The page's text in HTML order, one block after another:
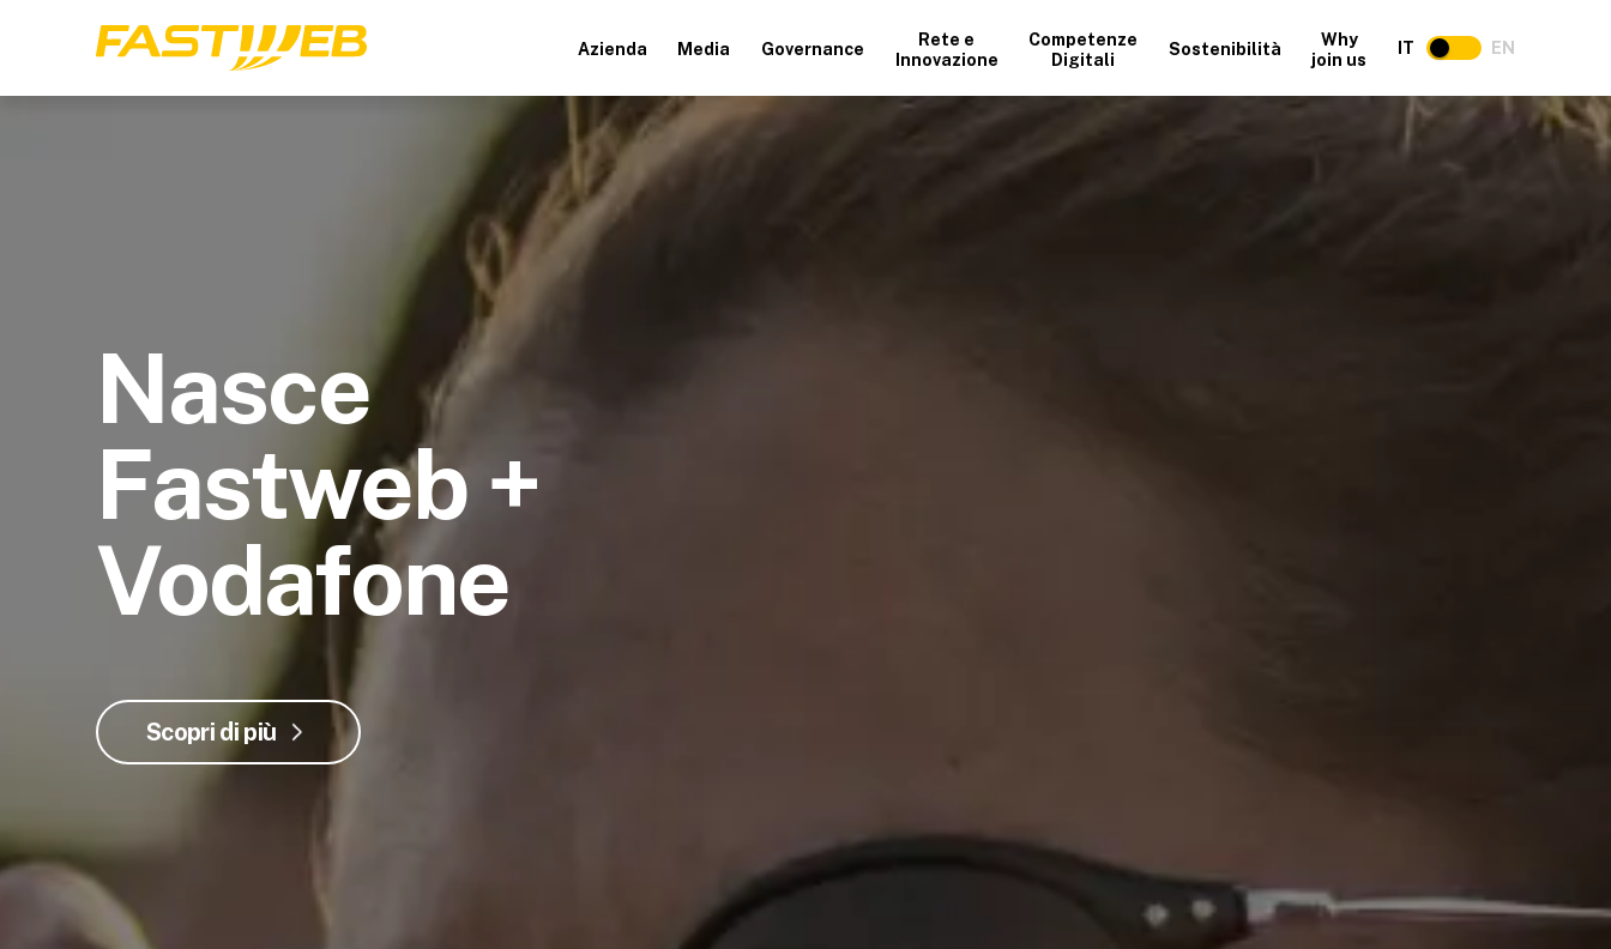
Azienda Media Governance
Rete e
Innovazione
Competenze
Digitali
Sostenibilità
Why
join us
IT EN
Nasce
Fastweb +
Vodafone
Scopri di più